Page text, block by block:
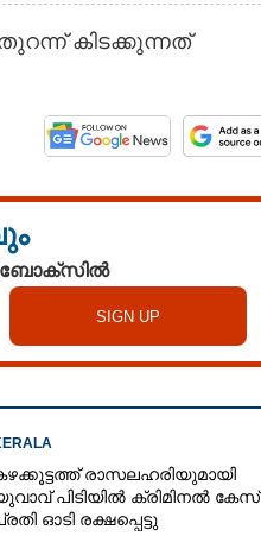
കിടക്കുന്നത്
രാസലഹരിയുമായി
പിടിയിൽ ക്രിമിനൽ കേസ്
ഓടി രക്ഷപ്പെട്ടു